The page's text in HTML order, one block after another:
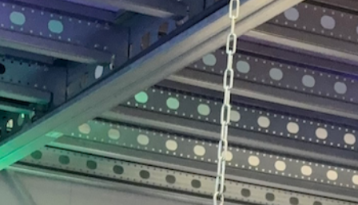
1 jaar abonnement.
Meld je aan!
ONBEPERKT (2 JAAR)
€ 30,-